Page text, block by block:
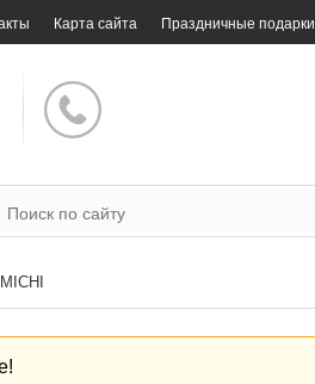
Карта сайта Праздничные подарки